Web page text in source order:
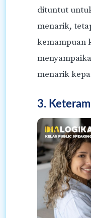
dituntut
menarik,
kemampuan
menarik
3.